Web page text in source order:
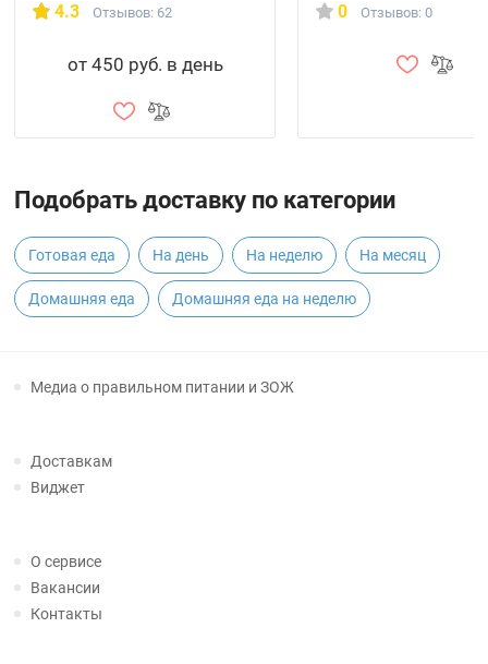
4.3 Отзывов: 62
от 450 руб. в день
0 Отзывов: 0
Подобрать доставку по категории
Готовая еда На день На неделю На месяц
Домашняя еда Домашняя еда на неделю
Медиа о правильном питании и ЗОЖ
Доставкам
Виджет
О сервисе
Вакансии
Контакты